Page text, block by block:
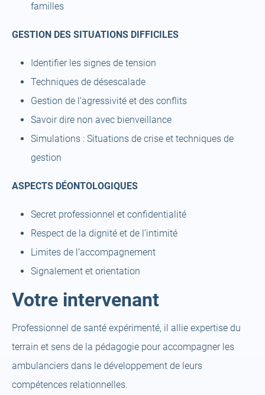
familles
GESTION DES SITUATIONS DIFFICILES
Identifier les signes de tension
Techniques de désescalade
Gestion de l’agressivité et des conflits
Savoir dire non avec bienveillance
Simulations : Situations de crise et techniques de
gestion
ASPECTS DÉONTOLOGIQUES
Secret professionnel et confidentialité
Respect de la dignité et de l’intimité
Limites de l’accompagnement
Signalement et orientation
Votre intervenant
Professionnel de santé expérimenté, il allie expertise du
terrain et sens de la pédagogie pour accompagner les
ambulanciers dans le développement de leurs
compétences relationnelles.